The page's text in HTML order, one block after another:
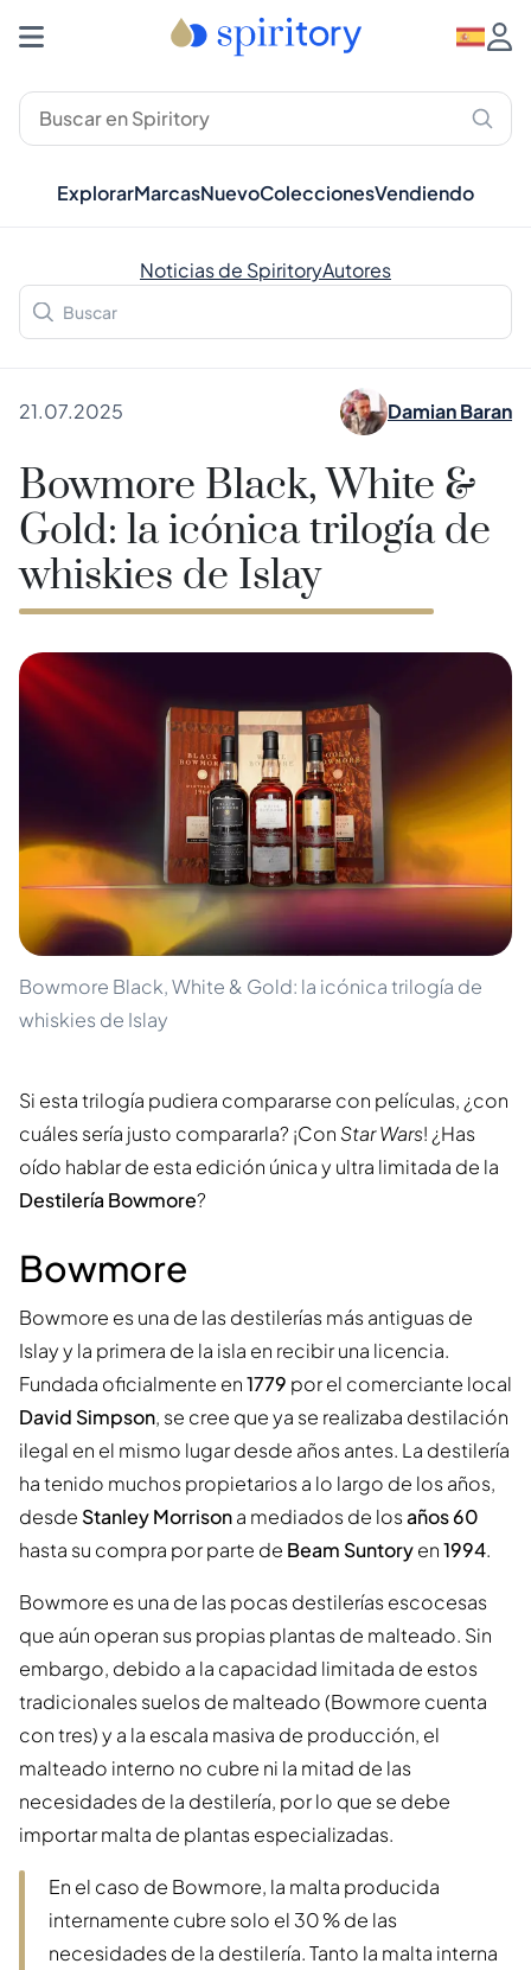
ExplorarMarcasNuevoColeccionesVendiendo
Noticias de SpiritoryAutores
21.07.2025 Damian Baran
Bowmore Black, White &
Gold: la icónica trilogía de
whiskies de Islay
Bowmore Black, White & Gold: la icónica trilogía de
whiskies de Islay
Si esta trilogía pudiera compararse con películas, ¿con
cuáles sería justo compararla? ¡Con Star Wars! ¿Has
oído hablar de esta edición única y ultra limitada de la
Destilería Bowmore?
Bowmore
Bowmore es una de las destilerías más antiguas de
Islay y la primera de la isla en recibir una licencia.
Fundada oficialmente en1779 por el comerciante local
David Simpson, se cree que ya se realizaba destilación
ilegal en el mismo lugar desde años antes. La destilería
ha tenido muchos propietarios a lo largo de los años,
desde Stanley Morrisona mediados de losaños 60
hasta su compra por parte de Beam Suntoryen1994.
Bowmore es una de las pocas destilerías escocesas
que aún operan sus propias plantas de malteado. Sin
embargo, debido a la capacidad limitada de estos
tradicionales suelos de malteado (Bowmore cuenta
con tres) y a la escala masiva de producción, el
malteado interno no cubre ni la mitad de las
necesidades de la destilería, por lo que se debe
importar malta de plantas especializadas.
En el caso de Bowmore, la malta producida
internamente cubre solo el 30 % de las
necesidades de la destilería. Tanto la malta interna